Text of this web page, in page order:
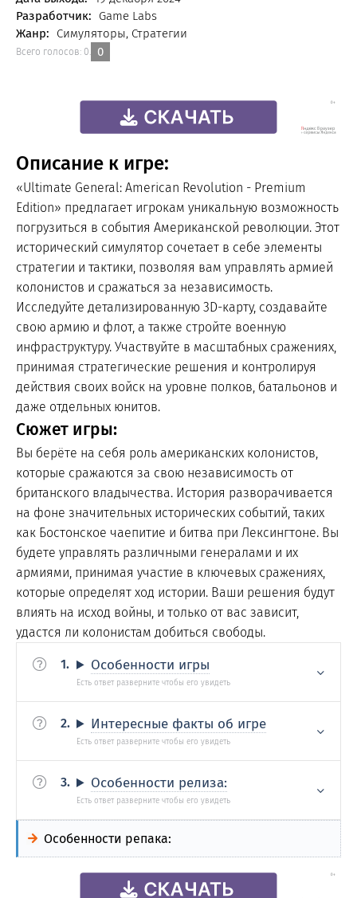
Разработчик:
Game Labs
Жанр:
Симуляторы, Стратегии
Всего голосов: 0. 0
Описание к игре:
«Ultimate General: American Revolution - Premium
Edition» предлагает игрокам уникальную возможность
погрузиться в события Американской революции. Этот
исторический симулятор сочетает в себе элементы
стратегии и тактики, позволяя вам управлять армией
колонистов и сражаться за независимость.
Исследуйте детализированную 3D-карту, создавайте
свою армию и флот, а также стройте военную
инфраструктуру. Участвуйте в масштабных сражениях,
принимая стратегические решения и контролируя
действия своих войск на уровне полков, батальонов и
даже отдельных юнитов.
Сюжет игры:
Вы берёте на себя роль американских колонистов,
которые сражаются за свою независимость от
британского владычества. История разворачивается
на фоне значительных исторических событий, таких
как Бостонское чаепитие и битва при Лексингтоне. Вы
будете управлять различными генералами и их
армиями, принимая участие в ключевых сражениях,
которые определят ход истории. Ваши решения будут
влиять на исход войны, и только от вас зависит,
удастся ли колонистам добиться свободы.
Особенности игры
Интересные факты об игре
Особенности релиза:
Особенности репака: